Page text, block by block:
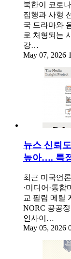
북한이 코로
집행과 사형
국 드라마와
로 처형되는
강…
May 07, 2026
뉴스 신뢰
높아…. 특
최근 미국언
·미디어·통
교 필립 메릴
NORC 공공
인사이…
May 05, 2026